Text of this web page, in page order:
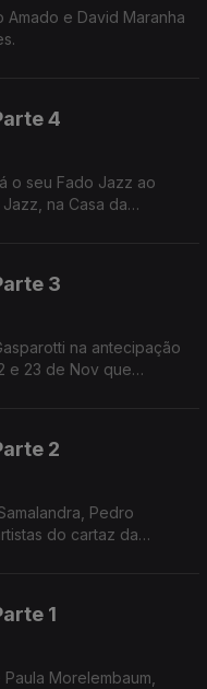
e David Maranha
4
o seu Fado Jazz ao
na Casa da
3
na antecipação
e 23 de Nov que
2
Pedro
do cartaz da
1
Morelembaum,